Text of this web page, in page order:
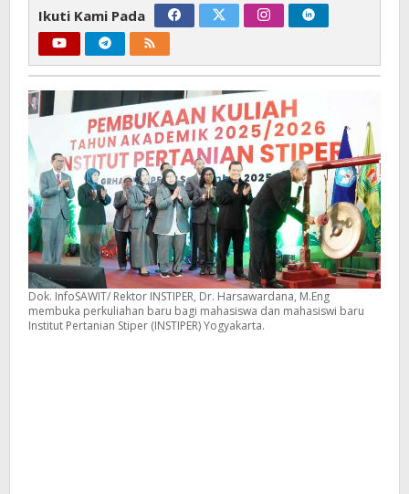
Ikuti Kami Pada
Dok. InfoSAWIT/ Rektor INSTIPER, Dr. Harsawardana, M.Eng
membuka perkuliahan baru bagi mahasiswa dan mahasiswi baru
Institut Pertanian Stiper (INSTIPER) Yogyakarta.